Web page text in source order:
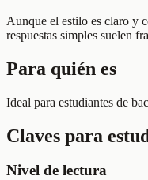
Aunque el estilo es claro y
respuestas simples suelen
Para quién es
Ideal para estudiantes de
Claves para
Nivel de lectura